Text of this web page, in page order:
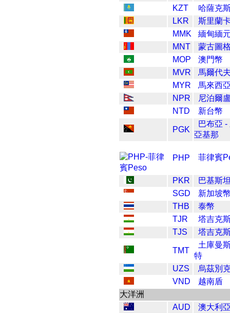
KZT
哈薩克
LKR
斯里蘭
MMK
緬甸緬
MNT
蒙古圖
MOP
澳門幣
MVR
馬爾代
MYR
馬來西
NPR
尼泊爾
NTD
新台幣
PGK
巴布亞 -
亞基那
PHP 菲律賓
PKR
巴基斯
SGD
新加坡
THB
泰幣
TJR
塔吉克
TJS
塔吉克
TMT
土庫曼
特
UZS
烏茲別
VND
越南盾
大洋洲
AUD
澳大利